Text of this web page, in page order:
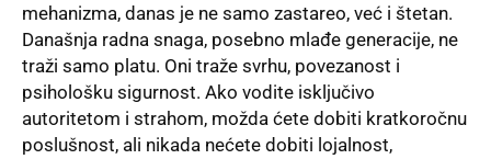
mehanizma, danas je ne samo zastareo, već i štetan.
Današnja radna snaga, posebno mlađe generacije, ne
traži samo platu. Oni traže svrhu, povezanost i
psihološku sigurnost. Ako vodite isključivo
autoritetom i strahom, možda ćete dobiti kratkoročnu
poslušnost, ali nikada nećete dobiti lojalnost,